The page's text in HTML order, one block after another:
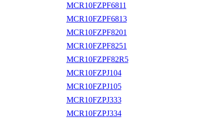
MCR10FZPF6811
MCR10FZPF6813
MCR10FZPF8201
MCR10FZPF8251
MCR10FZPF82R5
MCR10FZPJ104
MCR10FZPJ105
MCR10FZPJ333
MCR10FZPJ334